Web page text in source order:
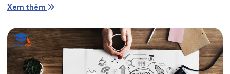
Xem thêm